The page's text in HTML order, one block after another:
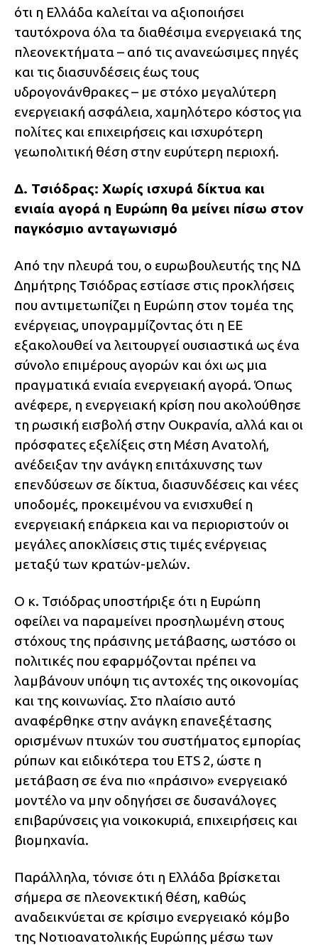
ότι η Ελλάδα καλείται να αξιοποιήσει
ταυτόχρονα όλα τα διαθέσιμα ενεργειακά της
πλεονεκτήματα – από τις ανανεώσιμες πηγές
και τις διασυνδέσεις έως τους
υδρογονάνθρακες – με στόχο μεγαλύτερη
ενεργειακή ασφάλεια, χαμηλότερο κόστος για
πολίτες και επιχειρήσεις και ισχυρότερη
γεωπολιτική θέση στην ευρύτερη περιοχή.
Δ. Τσιόδρας: Χωρίς ισχυρά δίκτυα και
ενιαία αγορά η Ευρώπη θα μείνει πίσω στον
παγκόσμιο ανταγωνισμό
Από την πλευρά του, ο ευρωβουλευτής της ΝΔ
Δημήτρης Τσιόδρας εστίασε στις προκλήσεις
που αντιμετωπίζει η Ευρώπη στον τομέα της
ενέργειας, υπογραμμίζοντας ότι η ΕΕ
εξακολουθεί να λειτουργεί ουσιαστικά ως ένα
σύνολο επιμέρους αγορών και όχι ως μια
πραγματικά ενιαία ενεργειακή αγορά. Όπως
ανέφερε, η ενεργειακή κρίση που ακολούθησε
τη ρωσική εισβολή στην Ουκρανία, αλλά και οι
πρόσφατες εξελίξεις στη Μέση Ανατολή,
ανέδειξαν την ανάγκη επιτάχυνσης των
επενδύσεων σε δίκτυα, διασυνδέσεις και νέες
υποδομές, προκειμένου να ενισχυθεί η
ενεργειακή επάρκεια και να περιοριστούν οι
μεγάλες αποκλίσεις στις τιμές ενέργειας
μεταξύ των κρατών-μελών.
Ο κ. Τσιόδρας υποστήριξε ότι η Ευρώπη
οφείλει να παραμείνει προσηλωμένη στους
στόχους της πράσινης μετάβασης, ωστόσο οι
πολιτικές που εφαρμόζονται πρέπει να
λαμβάνουν υπόψη τις αντοχές της οικονομίας
και της κοινωνίας. Στο πλαίσιο αυτό
αναφέρθηκε στην ανάγκη επανεξέτασης
ορισμένων πτυχών του συστήματος εμπορίας
ρύπων και ειδικότερα του ETS 2, ώστε η
μετάβαση σε ένα πιο «πράσινο» ενεργειακό
μοντέλο να μην οδηγήσει σε δυσανάλογες
επιβαρύνσεις για νοικοκυριά, επιχειρήσεις και
βιομηχανία.
Παράλληλα, τόνισε ότι η Ελλάδα βρίσκεται
σήμερα σε πλεονεκτική θέση, καθώς
αναδεικνύεται σε κρίσιμο ενεργειακό κόμβο
της Νοτιοανατολικής Ευρώπης μέσω των